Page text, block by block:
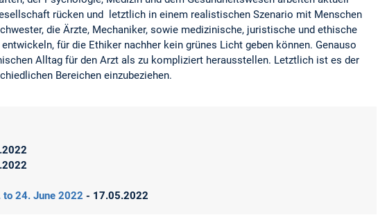
rücken und letztlich in einem realistischen Szenario mit Menschen
die Ärzte, Mechaniker, sowie medizinische, juristische und ethische
für die Ethiker nachher kein grünes Licht geben können. Genauso
Alltag für den Arzt als zu kompliziert herausstellen. Letztlich ist es der
Bereichen einzubeziehen.
24. June 2022 - 17.05.2022